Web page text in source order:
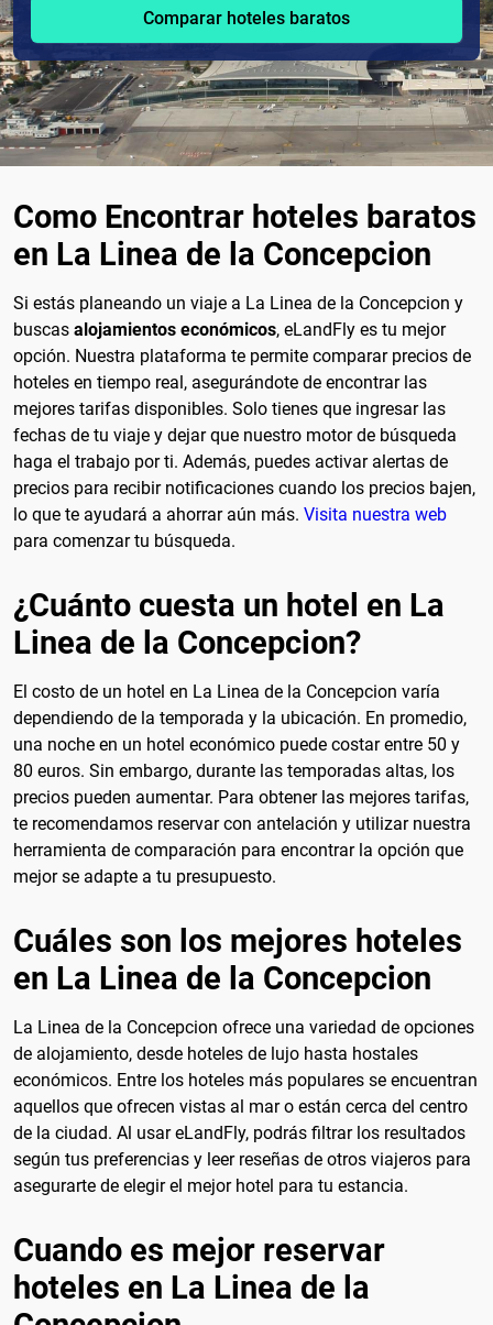
Comparar hoteles baratos
Como Encontrar hoteles baratos
en La Linea de la Concepcion
Si estás planeando un viaje a La Linea de la Concepcion y
buscas alojamientos económicos, eLandFly es tu mejor
opción. Nuestra plataforma te permite comparar precios de
hoteles en tiempo real, asegurándote de encontrar las
mejores tarifas disponibles. Solo tienes que ingresar las
fechas de tu viaje y dejar que nuestro motor de búsqueda
haga el trabajo por ti. Además, puedes activar alertas de
precios para recibir notificaciones cuando los precios bajen,
lo que te ayudará a ahorrar aún más. Visita nuestra web
para comenzar tu búsqueda.
¿Cuánto cuesta un hotel en La
Linea de la Concepcion?
El costo de un hotel en La Linea de la Concepcion varía
dependiendo de la temporada y la ubicación. En promedio,
una noche en un hotel económico puede costar entre 50 y
80 euros. Sin embargo, durante las temporadas altas, los
precios pueden aumentar. Para obtener las mejores tarifas,
te recomendamos reservar con antelación y utilizar nuestra
herramienta de comparación para encontrar la opción que
mejor se adapte a tu presupuesto.
Cuáles son los mejores hoteles
en La Linea de la Concepcion
La Linea de la Concepcion ofrece una variedad de opciones
de alojamiento, desde hoteles de lujo hasta hostales
económicos. Entre los hoteles más populares se encuentran
aquellos que ofrecen vistas al mar o están cerca del centro
de la ciudad. Al usar eLandFly, podrás filtrar los resultados
según tus preferencias y leer reseñas de otros viajeros para
asegurarte de elegir el mejor hotel para tu estancia.
Cuando es mejor reservar
hoteles en La Linea de la